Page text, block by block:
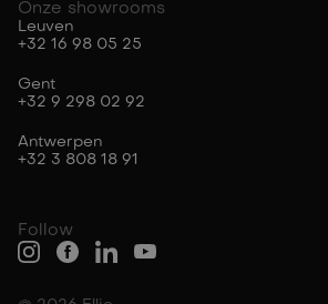
Follow
Onze showrooms
Leuven
+32 16 98 05 25
Gent
+32 9 298 02 92
Antwerpen
+32 3 808 18 91